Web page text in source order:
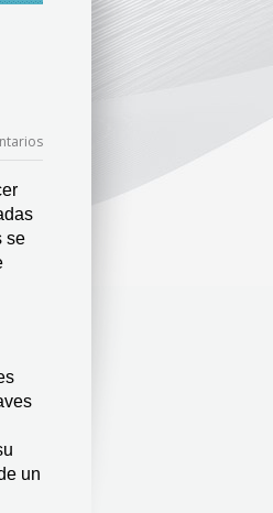
«
se
un